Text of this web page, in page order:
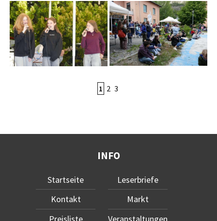
1 2 3
INFO
Startseite
Kontakt
Leserbriefe
Markt